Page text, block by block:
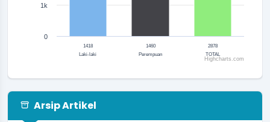
1418
Laki-laki
1460
Perempuan
2878
TOTAL
0
1k
Highcharts.com
Arsip Artikel